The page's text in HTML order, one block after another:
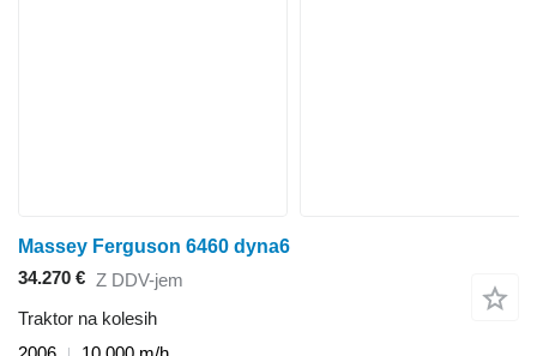
Massey Ferguson 6460 dyna6
34.270 € Z DDV-jem
Traktor na kolesih